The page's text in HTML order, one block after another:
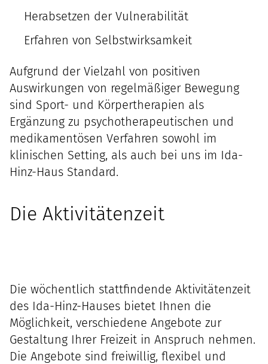
Herabsetzen der Vulnerabilität
Erfahren von Selbstwirksamkeit
Aufgrund der Vielzahl von positiven
Auswirkungen von regelmäßiger Bewegung
sind Sport- und Körpertherapien als
Ergänzung zu psychotherapeutischen und
medikamentösen Verfahren sowohl im
klinischen Setting, als auch bei uns im Ida-
Hinz-Haus Standard.
Die Aktivitätenzeit
Die wöchentlich stattfindende Aktivitätenzeit
des Ida-Hinz-Hauses bietet Ihnen die
Möglichkeit, verschiedene Angebote zur
Gestaltung Ihrer Freizeit in Anspruch nehmen.
Die Angebote sind freiwillig, flexibel und